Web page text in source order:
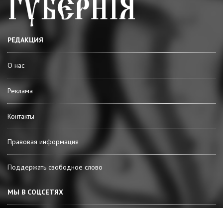
РЕДАКЦИЯ
О нас
Реклама
Контакты
Правовая информация
Поддержать свободное слово
МЫ В СОЦСЕТЯХ